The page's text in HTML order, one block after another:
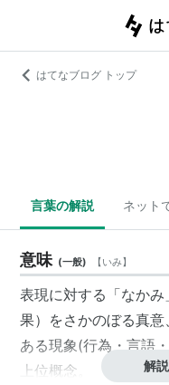
はてなブログ トップ
言葉の解説 ネット
意味 (一般) 【いみ】
表現に対する「なか
果）をさかのぼる真意
ある現象(行為・言語
上位概念。
解